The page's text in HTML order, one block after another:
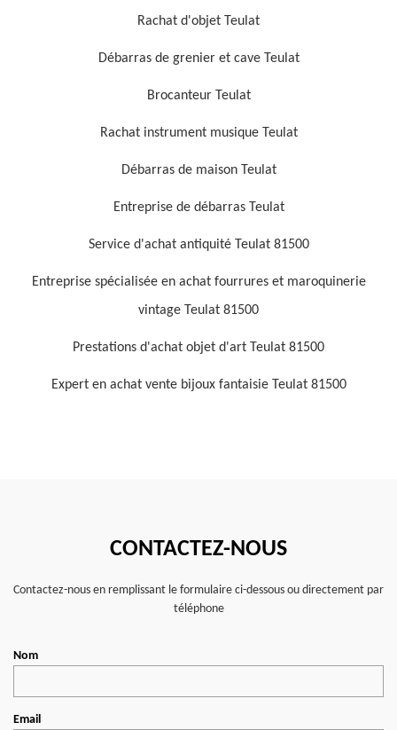
Rachat d'objet Teulat
Débarras de grenier et cave Teulat
Brocanteur Teulat
Rachat instrument musique Teulat
Débarras de maison Teulat
Entreprise de débarras Teulat
Service d'achat antiquité Teulat 81500
Entreprise spécialisée en achat fourrures et maroquinerie
vintage Teulat 81500
Prestations d'achat objet d'art Teulat 81500
Expert en achat vente bijoux fantaisie Teulat 81500
CONTACTEZ-NOUS
Contactez-nous en remplissant le formulaire ci-dessous ou directement par
téléphone
Nom
Email